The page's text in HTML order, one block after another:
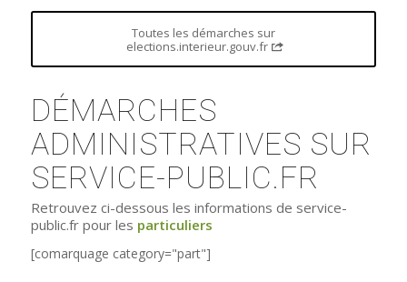
Toutes les démarches sur
elections.interieur.gouv.fr
DÉMARCHES
ADMINISTRATIVES SUR
SERVICE-PUBLIC.FR
Retrouvez ci-dessous les informations de service-
public.fr pour les particuliers
[comarquage category="part"]